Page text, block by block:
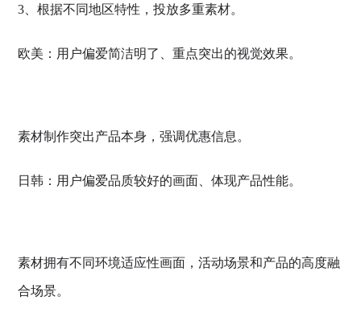
3、根据不同地区特性，投放多重素材。
欧美：用户偏爱简洁明了、重点突出的视觉效果。
素材制作突出产品本身，强调优惠信息。
日韩：用户偏爱品质较好的画面、体现产品性能。
素材拥有不同环境适应性画面，活动场景和产品的高度融
合场景。